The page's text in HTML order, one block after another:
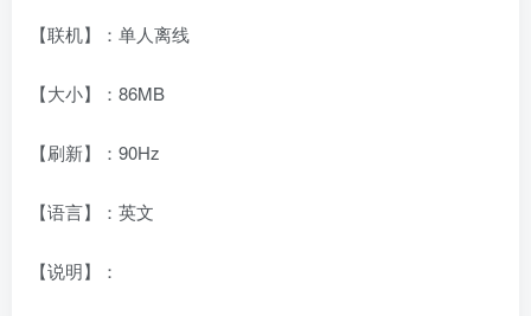
【联机】：单人离线
【大小】：86MB
【刷新】：90Hz
【语言】：英文
【说明】：